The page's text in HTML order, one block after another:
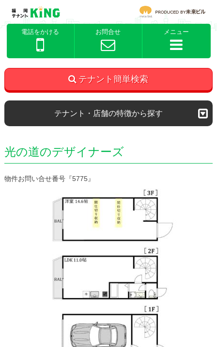
電話をかける お問合せ メニュー
テナント簡単検索
テナント・店舗の特徴から探す
光の道のデザイナーズ
物件お問い合せ番号『5775』